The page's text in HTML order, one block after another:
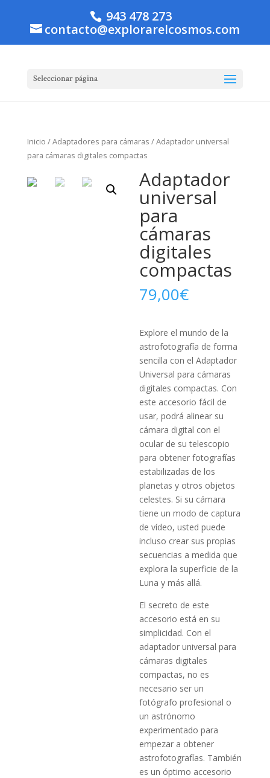
943 478 273
contacto@explorarelcosmos.com
Seleccionar página
Inicio /Adaptadores para cámaras / Adaptador universal
para cámaras digitales compactas
Adaptador
universal
para
cámaras
digitales
compactas
79,00€
Explore el mundo de la
astrofotografía de forma
sencilla con el Adaptador
Universal para cámaras
digitales compactas. Con
este accesorio fácil de
usar, podrá alinear su
cámara digital con el
ocular de su telescopio
para obtener fotografías
estabilizadas de los
planetas y otros objetos
celestes. Si su cámara
tiene un modo de captura
de vídeo, usted puede
incluso crear sus propias
secuencias a medida que
explora la superficie de la
Luna y más allá.
El secreto de este
accesorio está en su
simplicidad. Con el
adaptador universal para
cámaras digitales
compactas, no es
necesario ser un
fotógrafo profesional o
un astrónomo
experimentado para
empezar a obtener
astrofotografías. También
es un óptimo accesorio